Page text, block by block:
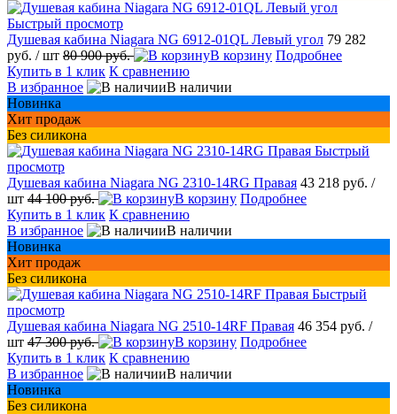
Быстрый просмотр
Душевая кабина Niagara NG 6912-01QL Левый угол 79 282
руб. / шт 80 900 руб. В корзину Подробнее
Купить в 1 клик К сравнению
В избранное
В наличии
Новинка
Хит продаж
Без силикона
Быстрый
просмотр
Душевая кабина Niagara NG 2310-14RG Правая 43 218 руб. /
шт 44 100 руб. В корзину Подробнее
Купить в 1 клик К сравнению
В избранное
В наличии
Новинка
Хит продаж
Без силикона
Быстрый
просмотр
Душевая кабина Niagara NG 2510-14RF Правая 46 354 руб. /
шт 47 300 руб. В корзину Подробнее
Купить в 1 клик К сравнению
В избранное
В наличии
Новинка
Без силикона